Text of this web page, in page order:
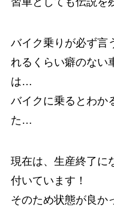
バイク乗りが必ず言
れるくらい癖のない
は…
バイクに乗るとわか
た…
現在は、生産終了に
付いています！
そのため状態が良か